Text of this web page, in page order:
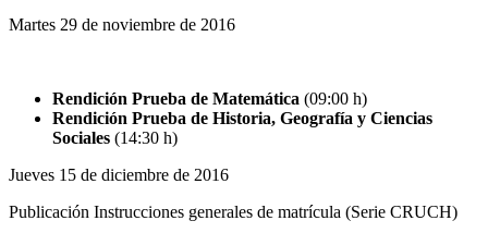
Martes 29 de noviembre de 2016
Rendición Prueba de Matemática (09:00 h)
Rendición Prueba de Historia, Geografía y Ciencias
Sociales (14:30 h)
Jueves 15 de diciembre de 2016
Publicación Instrucciones generales de matrícula (Serie CRUCH)